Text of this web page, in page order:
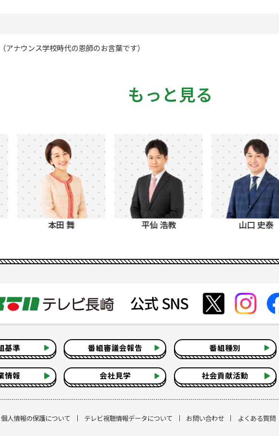
ナウンス学校時代の恩師のお言葉です）
もっと見る
平仙 浩教 山口 史泰 小助川
基準 番組審議会報告 番組種別
情報 会社見学 社会貢献活動
個人情報の保護について テレビ視聴情報データについて お問い合わせ よくある質問